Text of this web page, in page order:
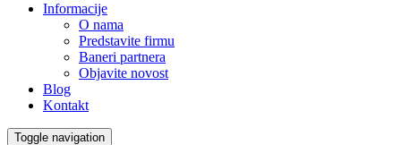
Informacije
O nama
Predstavite firmu
Baneri partnera
Objavite novost
Blog
Kontakt
Toggle navigation